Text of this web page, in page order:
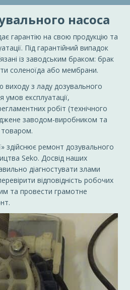
насоса
гарантію на свою продукцію та
Під гарантійний випадок
із заводським браком: брак
соленоїда або мембрани.
виходу з ладу дозувального
експлуатації,
робіт (технічного
заводом-виробником та
товаром.
здійснює ремонт дозувального
Seko. Досвід наших
діагностувати злами
відповідність робочих
та провести грамотне